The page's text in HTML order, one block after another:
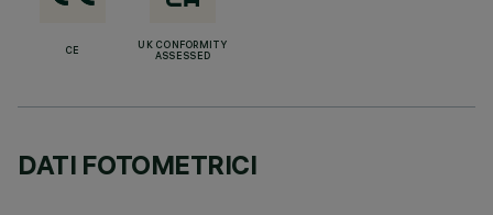
CE
UK CONFORMITY
ASSESSED
DATI FOTOMETRICI